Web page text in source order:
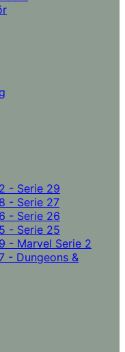
- Serie 29
- Serie 27
- Serie 26
- Serie 25
- Marvel Serie 2
- Dungeons &